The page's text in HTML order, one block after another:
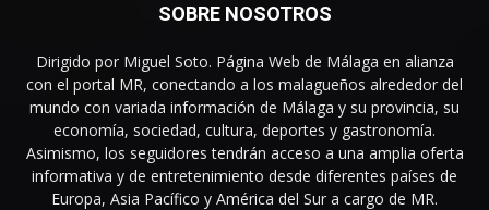
SOBRE NOSOTROS
Dirigido por Miguel Soto. Página Web de Málaga en alianza
con el portal MR, conectando a los malagueños alrededor del
mundo con variada información de Málaga y su provincia, su
economía, sociedad, cultura, deportes y gastronomía.
Asimismo, los seguidores tendrán acceso a una amplia oferta
informativa y de entretenimiento desde diferentes países de
Europa, Asia Pacífico y América del Sur a cargo de MR.